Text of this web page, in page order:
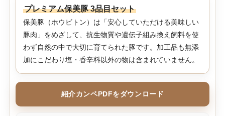
プレミアム保美豚 3品目セット
保美豚（ホウビトン）は「安心していただける美味しい
豚肉」をめざして、抗生物質や遺伝子組み換え飼料を使
わず自然の中で大切に育てられた豚です。加工品も無添
加にこだわり塩・香辛料以外の物は含まれていません。
紹介カンペPDFをダウンロード